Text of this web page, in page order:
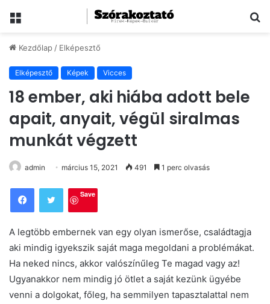
Menü
Kezdőlap / Elképesztő
Elképesztő Képek Vicces
18 ember, aki hiába adott bele
apait, anyait, végül siralmas
munkát végzett
admin március 15, 2021 491 1 perc olvasás
Save
A legtöbb embernek van egy olyan ismerőse, családtagja
aki mindig igyekszik saját maga megoldani a problémákat.
Ha neked nincs, akkor valószínűleg Te magad vagy az!
Ugyanakkor nem mindig jó ötlet a saját kezünk ügyébe
venni a dolgokat, főleg, ha semmilyen tapasztalattal nem